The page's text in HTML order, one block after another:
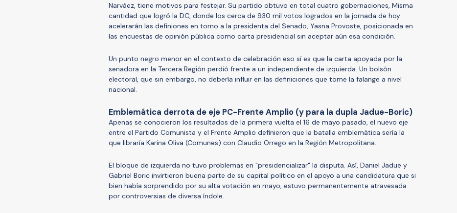
Narváez, tiene motivos para festejar. Su partido obtuvo en total cuatro gobernaciones, Misma
cantidad que logró la DC, donde los cerca de 930 mil votos logrados en la jornada de hoy
acelerarán las definiones en torno a la presidenta del Senado, Yasna Provoste, posicionada en
las encuestas de opinión pública como carta presidencial sin aceptar aún esa condición.
Un punto negro menor en el contexto de celebración eso sí es que la carta apoyada por la
senadora en la Tercera Región perdió frente a un independiente de izquierda. Un bolsón
electoral, que sin embargo, no debería influir en las definiciones que tome la falange a nivel
nacional.
Emblemática derrota de eje PC-Frente Amplio (y para la dupla Jadue-Boric)
Apenas se conocieron los resultados de la primera vuelta el 16 de mayo pasado, el nuevo eje
entre el Partido Comunista y el Frente Amplio definieron que la batalla emblemática sería la
que libraría Karina Oliva (Comunes) con Claudio Orrego en la Región Metropolitana.
El bloque de izquierda no tuvo problemas en "presidencializar" la disputa. Así, Daniel Jadue y
Gabriel Boric invirtieron buena parte de su capital político en el apoyo a una candidatura que si
bien había sorprendido por su alta votación en mayo, estuvo permanentemente atravesada
por controversias de diversa índole.